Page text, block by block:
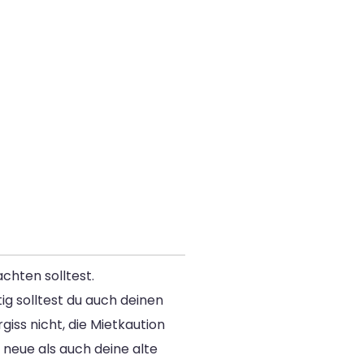
solltest.
solltest du auch deinen
nicht, die Mietkaution
als auch deine alte